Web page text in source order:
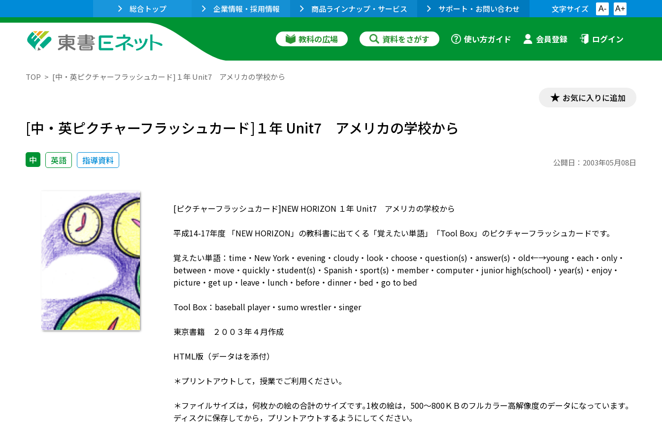
総合トップ 企業情報・採用情報 商品ラインナップ・サービス サポート・お問い合わせ 文字サイズ A- A+
教科の広場 資料をさがす 使い方ガイド 会員登録 ログイン
TOP [中・英ピクチャーフラッシュカード]１年 Unit7 アメリカの学校から
お気に入りに追加
[中・英ピクチャーフラッシュカード]１年 Unit7 アメリカの学校から
中 英語 指導資料 公開日： 2003年05月08日
[ピクチャーフラッシュカード]NEW HORIZON １年 Unit7 アメリカの学校から
平成14-17年度 「NEW HORIZON」の教科書に出てくる「覚えたい単語」「Tool Box」のピクチャーフラッシュカードです。
覚えたい単語：time・New York・evening・cloudy・look・choose・question(s)・answer(s)・old←→young・each・only・
between・move・quickly・student(s)・Spanish・sport(s)・member・computer・junior high(school)・year(s)・enjoy・
picture・get up・leave・lunch・before・dinner・bed・go to bed
Tool Box：baseball player・sumo wrestler・singer
東京書籍 ２００３年４月作成
HTML版（データはを添付）
＊プリントアウトして，授業でご利用ください。
＊ファイルサイズは，何枚かの絵の合計のサイズです｡1枚の絵は，500～800ＫＢのフルカラー高解像度のデータになっています｡
ディスクに保存してから，プリントアウトするようにしてください｡